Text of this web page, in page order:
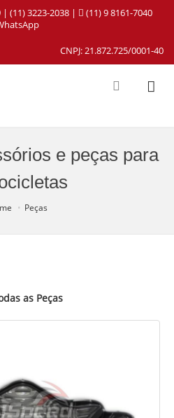
| (11) 3223-2038 |
(11) 9 8161-7040
CNPJ: 21.872.725/0001-40
e peças para
Peças
as Peças